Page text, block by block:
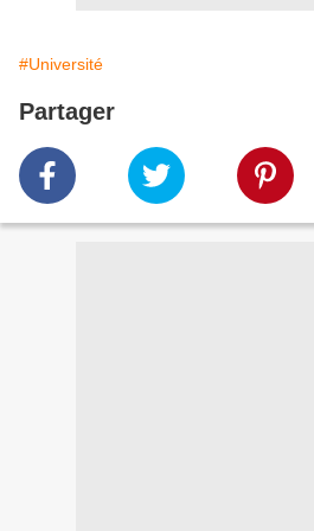
#Université
Partager